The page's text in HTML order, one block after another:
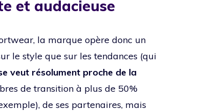
et audacieuse
la marque opère donc un
le style que sur les tendances (qui
veut résolument proche de la
de transition à plus de 50%
de ses partenaires, mais